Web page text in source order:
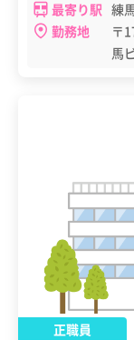
最寄り駅 練
勤務地
〒
馬
正職員